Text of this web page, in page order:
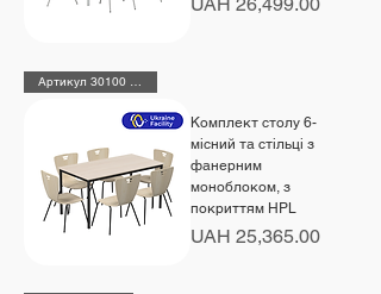
Комплект столу 6-
місний та cтільці з
фанерним
моноблоком, з
покриттям HPL
Price
UAH 25,365.00